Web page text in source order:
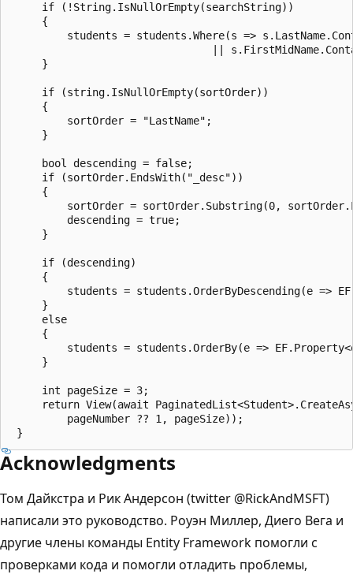
     if (!String.IsNullOrEmpty(searchString))
     {
students = students.Where(s =>
||
     }
     if (string.IsNullOrEmpty(sortOrder))
     {
         sortOrder = "LastName";
     }
     bool descending = false;
     if (sortOrder.EndsWith("_desc"))
     {
sortOrder = sortOrder.Substring(0,
         descending = true;
     }
     if (descending)
     {
students = students.OrderByDescending(e =>
     }
     else
     {
students = students.OrderBy(e =>
     }
     int pageSize = 3;
return View(await
         pageNumber ?? 1, pageSize));
Acknowledgments
Том Дайкстра и Рик Андерсон (twitter @RickAndMSFT)
написали это руководство. Роуэн Миллер, Диего Вега и
другие члены команды Entity Framework помогли с
проверками кода и помогли отладить проблемы,